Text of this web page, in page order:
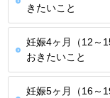
きたいこと
妊娠4ヶ月（12～
おきたいこと
妊娠5ヶ月（16～